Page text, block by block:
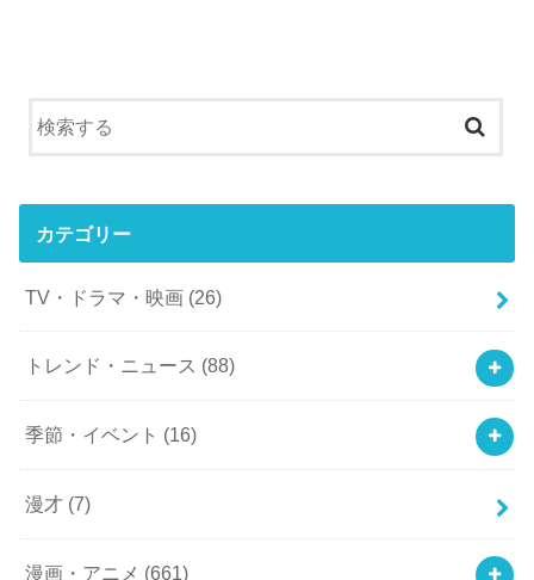
カテゴリー
TV・ドラマ・映画 (26)
トレンド・ニュース (88)
季節・イベント (16)
漫才 (7)
漫画・アニメ (661)